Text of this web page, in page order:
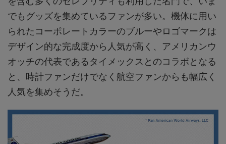
でもグッズを集めているファンが多い。機体に用い
られたコーポレートカラーのブルーやロゴマークは
デザイン的な完成度から人気が高く、アメリカンウ
オッチの代表であるタイメックスとのコラボとなる
と、時計ファンだけでなく航空ファンからも幅広く
人気を集めそうだ。